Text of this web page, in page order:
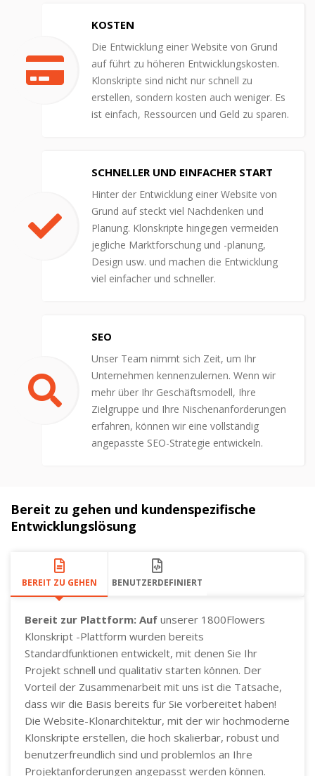
KOSTEN
Die Entwicklung einer Website von Grund
auf führt zu höheren Entwicklungskosten.
Klonskripte sind nicht nur schnell zu
erstellen, sondern kosten auch weniger. Es
ist einfach, Ressourcen und Geld zu sparen.
SCHNELLER UND EINFACHER START
Hinter der Entwicklung einer Website von
Grund auf steckt viel Nachdenken und
Planung. Klonskripte hingegen vermeiden
jegliche Marktforschung und -planung,
Design usw. und machen die Entwicklung
viel einfacher und schneller.
SEO
Unser Team nimmt sich Zeit, um Ihr
Unternehmen kennenzulernen. Wenn wir
mehr über Ihr Geschäftsmodell, Ihre
Zielgruppe und Ihre Nischenanforderungen
erfahren, können wir eine vollständig
angepasste SEO-Strategie entwickeln.
Bereit zu gehen und kundenspezifische
Entwicklungslösung
BEREIT ZU GEHEN BENUTZERDEFINIERT
Bereit zur Plattform: Auf unserer 1800Flowers
Klonskript -Plattform wurden bereits
Standardfunktionen entwickelt, mit denen Sie Ihr
Projekt schnell und qualitativ starten können. Der
Vorteil der Zusammenarbeit mit uns ist die Tatsache,
dass wir die Basis bereits für Sie vorbereitet haben!
Die Website-Klonarchitektur, mit der wir hochmoderne
Klonskripte erstellen, die hoch skalierbar, robust und
benutzerfreundlich sind und problemlos an Ihre
Projektanforderungen angepasst werden können.